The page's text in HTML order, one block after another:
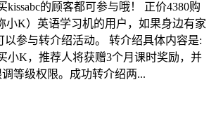
kissabc的顾客都可参与哦！ 正价4380购
小K）英语学习机的用户，如果身边有家
参与转介绍活动。 转介绍具体内容是:
小K，推荐人将获赠3个月课时奖励，并
等级权限。成功转介绍两...